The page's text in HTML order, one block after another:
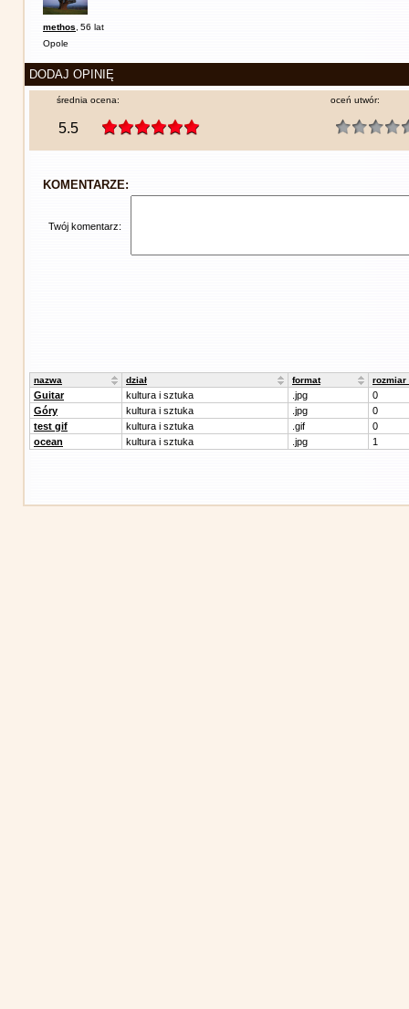
methos 56 lat
Opole
DODAJ OPINIĘ
średnia ocena:
5.5
oceń utwór:
KOMENTARZE:
Twój komentarz:
nazwa dział format rozmiar
Guitar kultura i sztuka .jpg
0
Góry
kultura i sztuka .jpg
0
test gif
kultura i sztuka .gif
0
ocean
kultura i sztuka .jpg 1